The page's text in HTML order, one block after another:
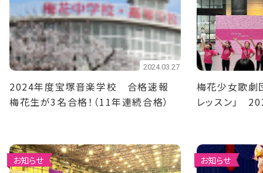
2024.03.27
2024年度宝塚音楽学校 合格速報
梅花生が3名合格！（11年連続合格）
梅花少女歌劇
レッスン」
お知らせ お知らせ